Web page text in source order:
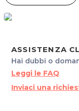
31015 Conegliano
Tel. 3471815224
Per ulteriori
acquisto scrivi a
ASSISTENZA
Hai dubbi o
Leggi le FAQ
Inviaci una